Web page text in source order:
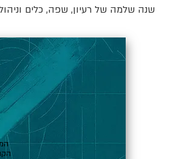
שנה שלמה של רעיון, שפה, כלים